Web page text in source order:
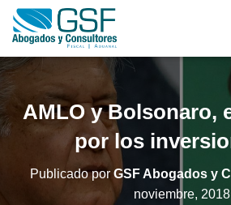
AMLO y Bolsonaro,
por los
Publicado por GSF Abogados y
noviembre, 2018